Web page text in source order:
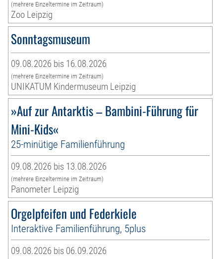
(mehrere Einzeltermine im Zeitraum)
Zoo Leipzig
Sonntagsmuseum
09.08.2026 bis 16.08.2026
(mehrere Einzeltermine im Zeitraum)
UNIKATUM Kindermuseum Leipzig
»Auf zur Antarktis – Bambini-Führung für
Mini-Kids«
25-minütige Familienführung
09.08.2026 bis 13.08.2026
(mehrere Einzeltermine im Zeitraum)
Panometer Leipzig
Orgelpfeifen und Federkiele
Interaktive Familienführung, 5plus
09.08.2026 bis 06.09.2026